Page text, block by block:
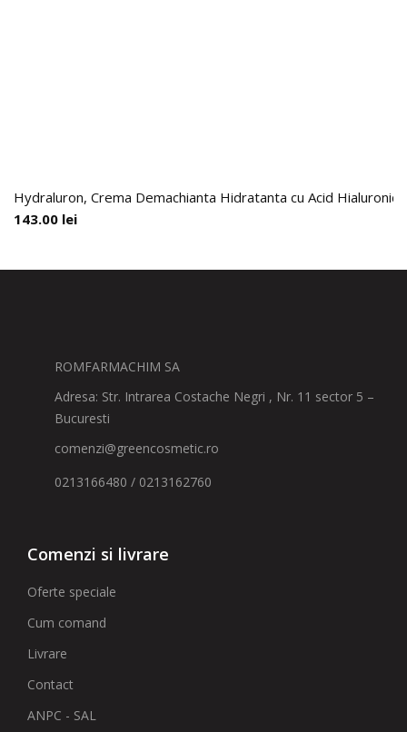
Hydraluron, Crema Demachianta Hidratanta cu Acid
143.00 lei
ROMFARMACHIM SA
Adresa: Str. Intrarea Costache Negri , Nr. 11 sector 5 –
Bucuresti
comenzi@greencosmetic.ro
0213166480 / 0213162760
Comenzi si livrare
Oferte speciale
Cum comand
Livrare
Contact
ANPC - SAL